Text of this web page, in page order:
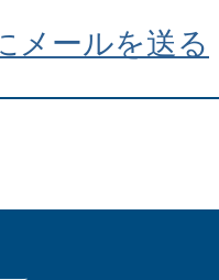
メールを送る